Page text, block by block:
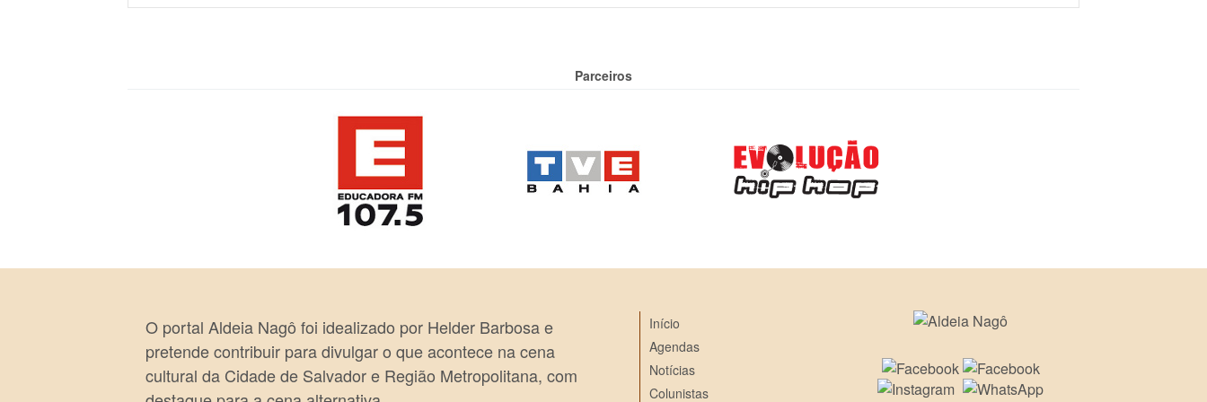
Parceiros
O portal Aldeia Nagô foi idealizado por Helder Barbosa e
pretende contribuir para divulgar o que acontece na cena
cultural da Cidade de Salvador e Região Metropolitana, com
Início
Agendas
Notícias
Colunistas